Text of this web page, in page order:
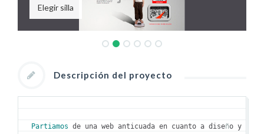
Elegir silla
Descripción del proyecto
Partiamos de una web anticuada en cuanto a diseño y